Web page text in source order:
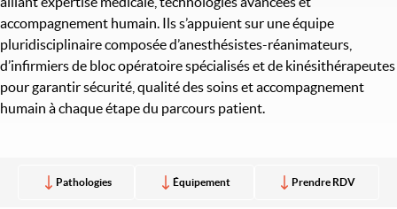
accompagnement humain. Ils s’appuient sur une équipe
pluridisciplinaire composée d’anesthésistes-réanimateurs,
d’infirmiers de bloc opératoire spécialisés et de kinésithérapeutes
pour garantir sécurité, qualité des soins et accompagnement
humain à chaque étape du parcours patient.
Pathologies Équipement Prendre RDV